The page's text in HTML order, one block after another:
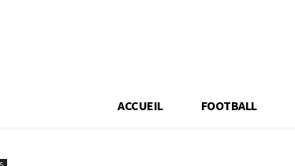
ACCUEIL FOOTBALL